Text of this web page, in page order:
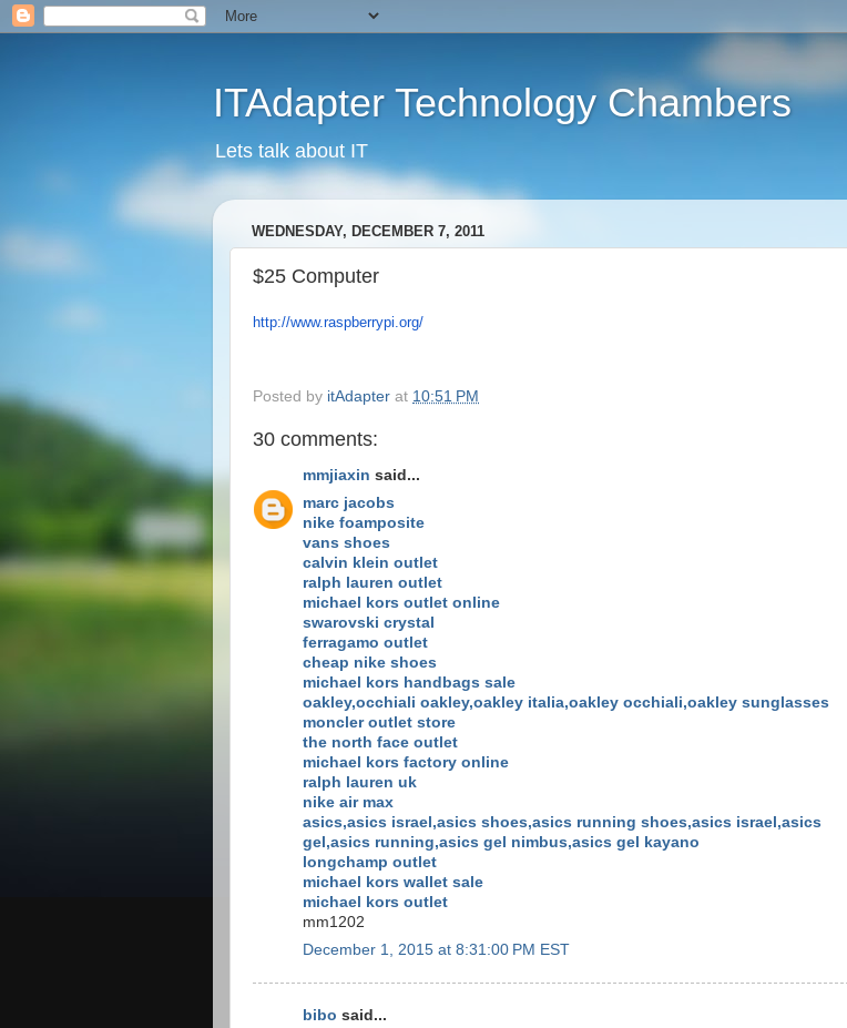
ITAdapter Technology Chambers
Lets talk about IT
WEDNESDAY, DECEMBER 7, 2011
$25 Computer
http://www.raspberrypi.org/
Posted by itAdapter at 10:51 PM
30 comments:
mmjiaxin said...
marc jacobs
nike foamposite
vans shoes
calvin klein outlet
ralph lauren outlet
michael kors outlet online
swarovski crystal
ferragamo outlet
cheap nike shoes
michael kors handbags sale
oakley,occhiali oakley,oakley italia,oakley occhiali,oakley sunglasses
moncler outlet store
the north face outlet
michael kors factory online
ralph lauren uk
nike air max
asics,asics israel,asics shoes,asics running shoes,asics israel,asics
gel,asics running,asics gel nimbus,asics gel kayano
longchamp outlet
michael kors wallet sale
michael kors outlet
mm1202
December 1, 2015 at 8:31:00 PM EST
bibo said...